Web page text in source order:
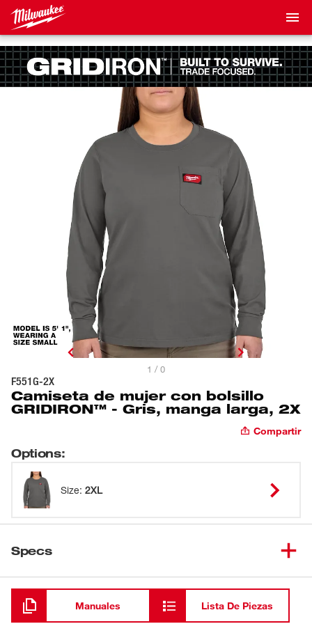
1 / 0
F551G-2X
Camiseta de mujer con bolsillo
GRIDIRON™ - Gris, manga larga, 2X
Compartir
Options:
Size: 2XL
Specs
Cargando
Manuales Lista De Piezas